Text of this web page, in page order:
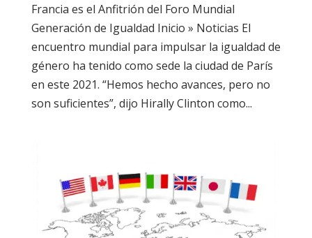
Francia es el Anfitrión del Foro Mundial
Generación de Igualdad Inicio » Noticias El
encuentro mundial para impulsar la igualdad de
género ha tenido como sede la ciudad de París
en este 2021. “Hemos hecho avances, pero no
son suficientes”, dijo Hirally Clinton como...